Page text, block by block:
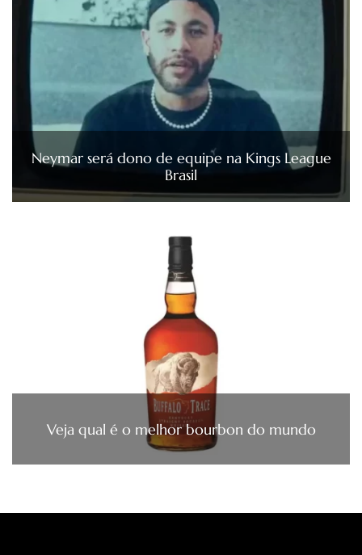
Neymar será dono de equipe na Kings League
Brasil
Veja qual é o melhor bourbon do mundo